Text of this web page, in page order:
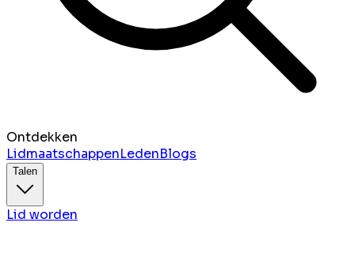
Ontdekken
LidmaatschappenLedenBlogs
Talen
Lid worden